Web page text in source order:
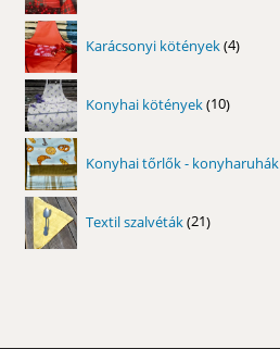
Karácsonyi kötények 4
termék
Konyhai kötények 10
termék
Konyhai tőrlők - konyharuhák
Textil szalvéták 21
termék